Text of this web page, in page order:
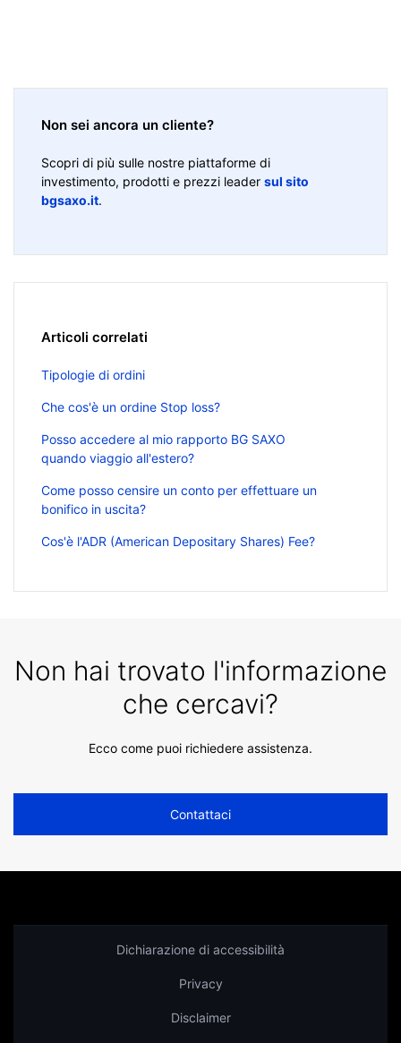
Non sei ancora un cliente?
Scopri di più sulle nostre piattaforme di
investimento, prodotti e prezzi leader sul sito
bgsaxo.it.
Articoli correlati
Tipologie di ordini
Che cos'è un ordine Stop loss?
Posso accedere al mio rapporto BG SAXO
quando viaggio all'estero?
Come posso censire un conto per effettuare un
bonifico in uscita?
Cos'è l'ADR (American Depositary Shares) Fee?
Non hai trovato l'informazione
che cercavi?
Ecco come puoi richiedere assistenza.
Contattaci
Dichiarazione di accessibilità
Privacy
Disclaimer